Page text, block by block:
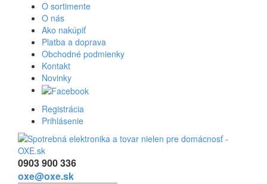
O sortimente
O nás
Ako nakúpiť
Platba a doprava
Obchodné podmienky
Kontakt
Novinky
Registrácia
Prihlásenie
0903 900 336
oxe@oxe.sk